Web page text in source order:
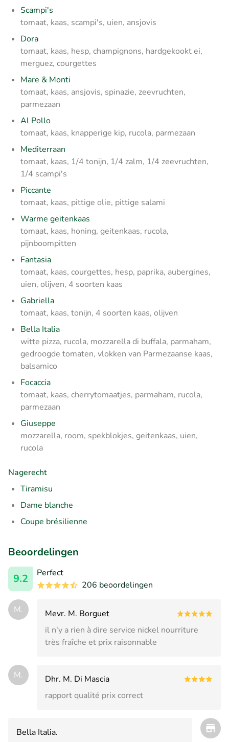
Scampi's
tomaat, kaas, scampi's, uien, ansjovis
Dora
tomaat, kaas, hesp, champignons, hardgekookt ei,
merguez, courgettes
Mare & Monti
tomaat, kaas, ansjovis, spinazie, zeevruchten,
parmezaan
Al Pollo
tomaat, kaas, knapperige kip, rucola, parmezaan
Mediterraan
tomaat, kaas, 1/4 tonijn, 1/4 zalm, 1/4 zeevruchten,
1/4 scampi's
Piccante
tomaat, kaas, pittige olie, pittige salami
Warme geitenkaas
tomaat, kaas, honing, geitenkaas, rucola,
pijnboompitten
Fantasia
tomaat, kaas, courgettes, hesp, paprika, aubergines,
uien, olijven, 4 soorten kaas
Gabriella
tomaat, kaas, tonijn, 4 soorten kaas, olijven
Bella Italia
witte pizza, rucola, mozzarella di buffala, parmaham,
gedroogde tomaten, vlokken van Parmezaanse kaas,
balsamico
Focaccia
tomaat, kaas, cherrytomaatjes, parmaham, rucola,
parmezaan
Giuseppe
mozzarella, room, spekblokjes, geitenkaas, uien,
rucola
Nagerecht
Tiramisu
Dame blanche
Coupe brésilienne
Beoordelingen
9.2
Perfect
206 beoordelingen
M.
Mevr. M. Borguet
il n'y a rien à dire service nickel nourriture
très fraîche et prix raisonnable
M.
Dhr. M. Di Mascia
rapport qualité prix correct
Bella Italia.